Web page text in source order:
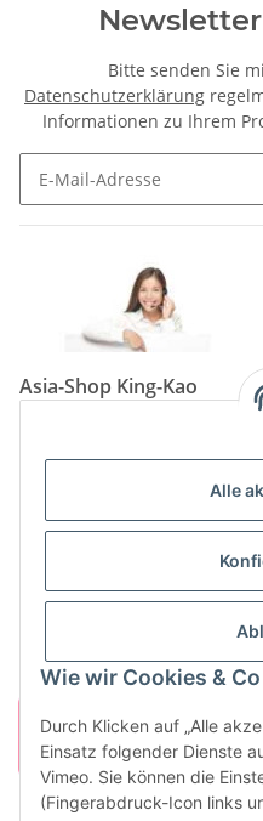
Alle
Wie wir Cookies &
Durch Klicken auf „Alle
Einsatz folgender Dienste
Vimeo. Sie können die
(Fingerabdruck-Icon links
Bitte senden Sie
Datenschutzerklärung
Informationen zu Ihrem
Asia-Shop King-Kao
Tel: (06825) 499-104
info@king-kao.de
Öffnungszeiten (Mo-Sa.) 9:00
Gesetzliche Informationen